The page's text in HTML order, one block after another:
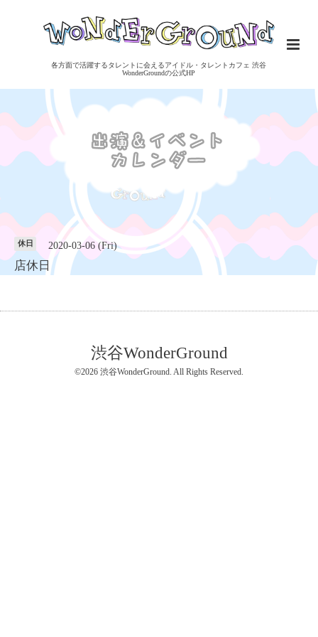
各方面で活躍するタレントに会えるアイドル・タレントカフェ 渋谷
WonderGroundの公式HP
休日 2020-03-06 (Fri)
店休日
渋谷WonderGround
©2026 渋谷WonderGround. All Rights Reserved.